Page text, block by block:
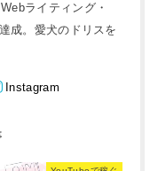
ライティング・
成。愛犬のドリスを
Instagram